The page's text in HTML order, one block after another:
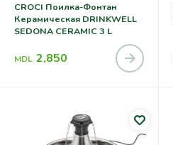
CROCI Поилка-Фонтан
Керамическая DRINKWELL
SEDONA CERAMIC 3 L
MDL 2,850